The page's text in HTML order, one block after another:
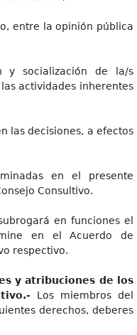
entre la opinión pública
y socialización de la/s
actividades inherentes
las decisiones, a efectos
en el presente
Consultivo.
en funciones el
en el Acuerdo de
respectivo.
y atribuciones de los
Los miembros del
derechos, deberes